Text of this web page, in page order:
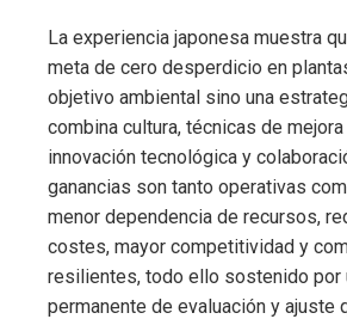
La experiencia japonesa muestra
meta de cero desperdicio en
objetivo ambiental sino una
combina cultura, técnicas de mejora
innovación tecnológica y
ganancias son tanto operativas
menor dependencia de recursos,
costes, mayor competitividad y
resilientes, todo ello sostenido por
permanente de evaluación y ajuste